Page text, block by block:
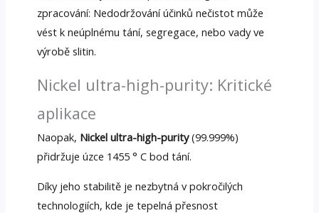
zpracování: Nedodržování účinků nečistot může
vést k neúplnému tání, segregace, nebo vady ve
výrobě slitin.
Nickel ultra-high-purity: Kritické
aplikace
Naopak, Nickel ultra-high-purity(99.999%)
přidržuje úzce 1455 ° C bod tání.
Díky jeho stabilitě je nezbytná v pokročilých
technologiích, kde je tepelná přesnost